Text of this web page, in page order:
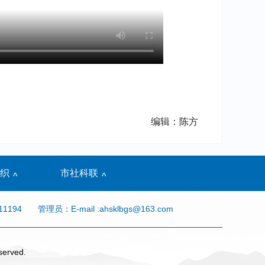
编辑：陈方
^ 市社科联 ^
管理员：E-mail :ahsklbgs@163.com